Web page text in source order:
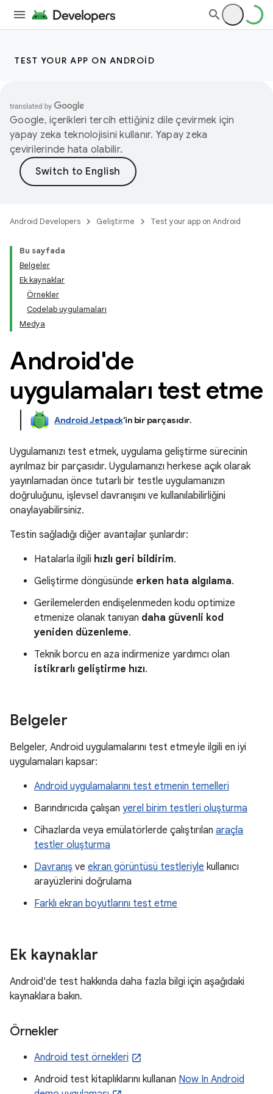
TEST YOUR APP ON ANDROID
Google, içerikleri tercih ettiğiniz dile çevirmek için
yapay zeka teknolojisini kullanır. Yapay zeka
çevirilerinde hata olabilir.
Android Developers Geliştirme Test your app on Android
Bu sayfada
Belgeler
Ek kaynaklar
Örnekler
Codelab uygulamaları
Medya
Android'de
uygulamaları test etme
Android Jetpack'in bir parçasıdır.
Uygulamanızı test etmek, uygulama geliştirme sürecinin
ayrılmaz bir parçasıdır. Uygulamanızı herkese açık olarak
yayınlamadan önce tutarlı bir testle uygulamanızın
doğruluğunu, işlevsel davranışını ve kullanılabilirliğini
onaylayabilirsiniz.
Testin sağladığı diğer avantajlar şunlardır:
Hatalarla ilgili hızlı geri bildirim.
Geliştirme döngüsünde erken hata algılama.
Gerilemelerden endişelenmeden kodu optimize
etmenize olanak tanıyan daha güvenli kod
yeniden düzenleme.
Teknik borcu en aza indirmenize yardımcı olan
istikrarlı geliştirme hızı.
Belgeler
Belgeler, Android uygulamalarını test etmeyle ilgili en iyi
uygulamaları kapsar:
Android uygulamalarını test etmenin temelleri
Barındırıcıda çalışan yerel birim testleri oluşturma
Cihazlarda veya emülatörlerde çalıştırılan araçla
testler oluşturma
Davranış ve ekran görüntüsü testleriyle kullanıcı
arayüzlerini doğrulama
Farklı ekran boyutlarını test etme
Ek kaynaklar
Android'de test hakkında daha fazla bilgi için aşağıdaki
kaynaklara bakın.
Örnekler
Android test örnekleri
Android test kitaplıklarını kullanan Now In Android